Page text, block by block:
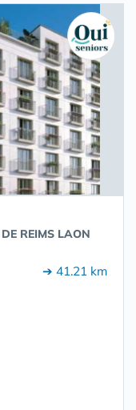
REIMS LAON
➔ 41.21 km